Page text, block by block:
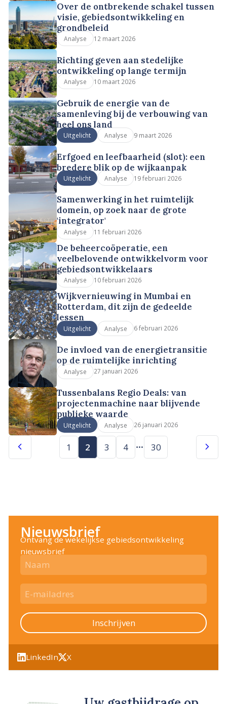
Over de ontbrekende schakel tussen
visie, gebiedsontwikkeling en
grondbeleid
Analyse 12 maart 2026
Richting geven aan stedelijke
ontwikkeling op lange termijn
Analyse 10 maart 2026
Gebruik de energie van de
samenleving bij de verbouwing van
heel ons land
Uitgelicht Analyse 9 maart 2026
Erfgoed en leefbaarheid (slot): een
bredere blik op de wijkaanpak
Uitgelicht Analyse 19 februari 2026
Samenwerking in het ruimtelijk
domein, op zoek naar de grote
'integrator'
Analyse 11 februari 2026
De beheercoöperatie, een
veelbelovende ontwikkelvorm voor
gebiedsontwikkelaars
Analyse 10 februari 2026
Wijkvernieuwing in Mumbai en
Rotterdam, dit zijn de gedeelde
lessen
Uitgelicht Analyse 6 februari 2026
De invloed van de energietransitie
op de ruimtelijke inrichting
Analyse 27 januari 2026
Tussenbalans Regio Deals: van
projectenmachine naar blijvende
publieke waarde
Uitgelicht Analyse 26 januari 2026
1 2 3 4 30
Nieuwsbrief
Ontvang de wekelijkse gebiedsontwikkeling
nieuwsbrief
Inschrijven
LinkedIn X